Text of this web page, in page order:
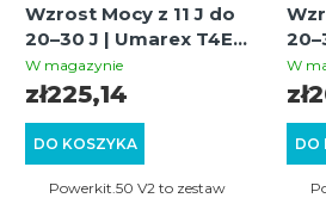
Wzrost Mocy z 11 J do
20–30 J | Umarex T4E
HDR/TR 50 GEN1 |
Powerkit.50 V2
W magazynie
DO KOSZYKA
zł225,14
Powerkit.50 V2 to zestaw
|
W
DO